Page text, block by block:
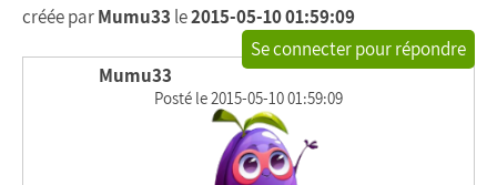
créée parMumu33 le2015-05-10 01:59:09
Se connecter pour répondre
Mumu33
Posté le 2015-05-10 01:59:09